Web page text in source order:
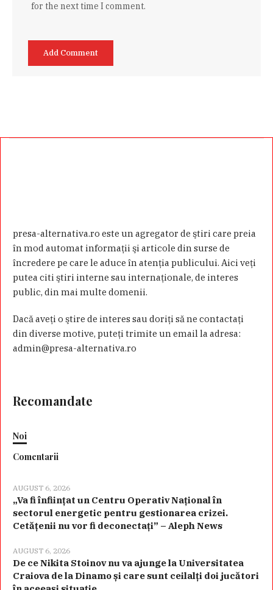
for the next time I comment.
presa-alternativa.ro este un agregator de ştiri care preia
în mod automat informaţii şi articole din surse de
încredere pe care le aduce în atenţia publicului. Aici veţi
putea citi ştiri interne sau internaţionale, de interes
public, din mai multe domenii.
Dacă aveţi o ştire de interes sau doriţi să ne contactaţi
din diverse motive, puteţi trimite un email la adresa:
admin@presa-alternativa.ro
Recomandate
Noi
Comentarii
AUGUST 6, 2026
„Va fi înființat un Centru Operativ Național în
sectorul energetic pentru gestionarea crizei.
Cetățenii nu vor fi deconectați” – Aleph News
AUGUST 6, 2026
De ce Nikita Stoinov nu va ajunge la Universitatea
Craiova de la Dinamo și care sunt ceilalți doi jucători